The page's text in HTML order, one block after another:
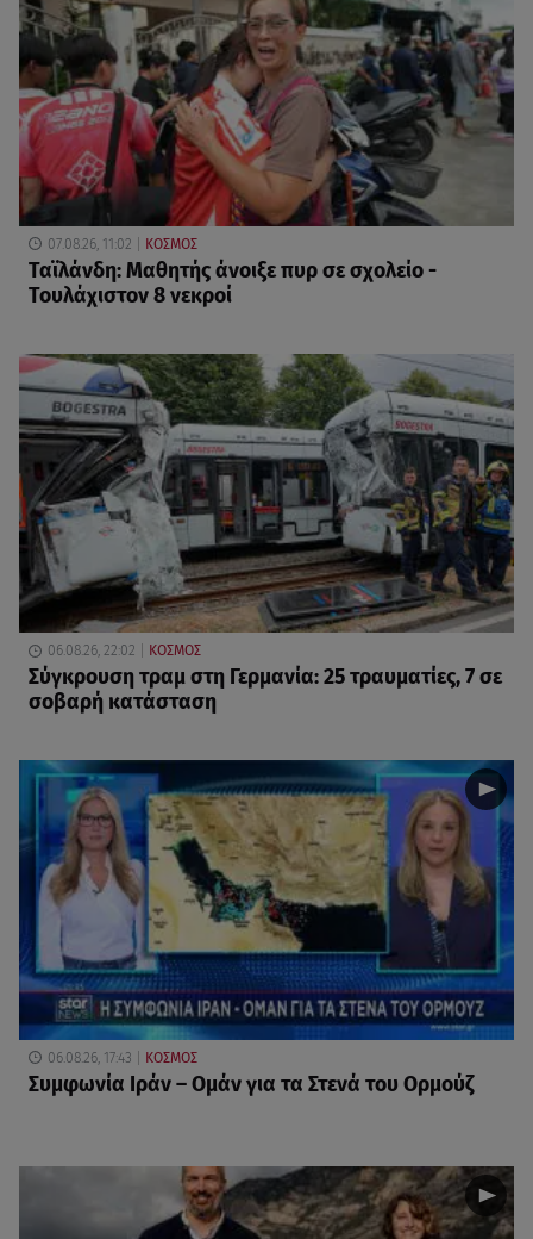
07.08.26, 11:02 ΚΟΣΜΟΣ
Ταϊλάνδη: Μαθητής άνοιξε πυρ σε σχολείο -
Τουλάχιστον 8 νεκροί
06.08.26, 22:02 ΚΟΣΜΟΣ
Σύγκρουση τραμ στη Γερμανία: 25 τραυματίες, 7 σε
σοβαρή κατάσταση
06.08.26, 17:43 ΚΟΣΜΟΣ
Συμφωνία Ιράν – Ομάν για τα Στενά του Ορμούζ